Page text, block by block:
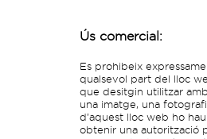
Ús comercial:
Es prohibeix
qualsevol part del lloc
que desitgin utilitzar
una imatge, una
d’aquest lloc web ho
obtenir una autorització